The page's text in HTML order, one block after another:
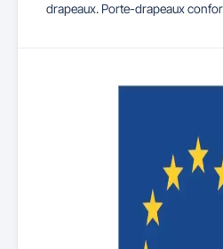
drapeaux. Porte-drapeaux